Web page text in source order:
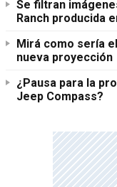
Se filtran
Ranch producida
Mirá como sería
nueva proyección
¿Pausa para la
Jeep Compass?